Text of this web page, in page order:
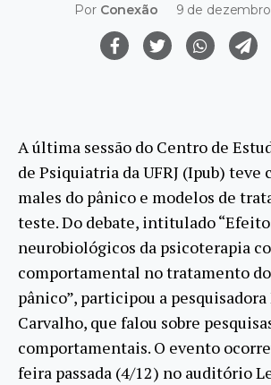
Por Conexão 9 de
A última sessão do Centro de
de Psiquiatria da UFRJ (Ipub) teve
males do pânico e modelos de
teste. Do debate, intitulado
neurobiológicos da psicoterapia
comportamental no tratamento
pânico”, participou a
Carvalho, que falou sobre
comportamentais. O evento
feira passada (4/12) no auditório